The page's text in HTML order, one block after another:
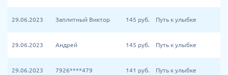
29.06.2023 Заплитный Виктор 145 руб. Путь к улыбке
29.06.2023 Андрей 145 руб. Путь к улыбке
29.06.2023 7926****479 141 руб. Путь к улыбке